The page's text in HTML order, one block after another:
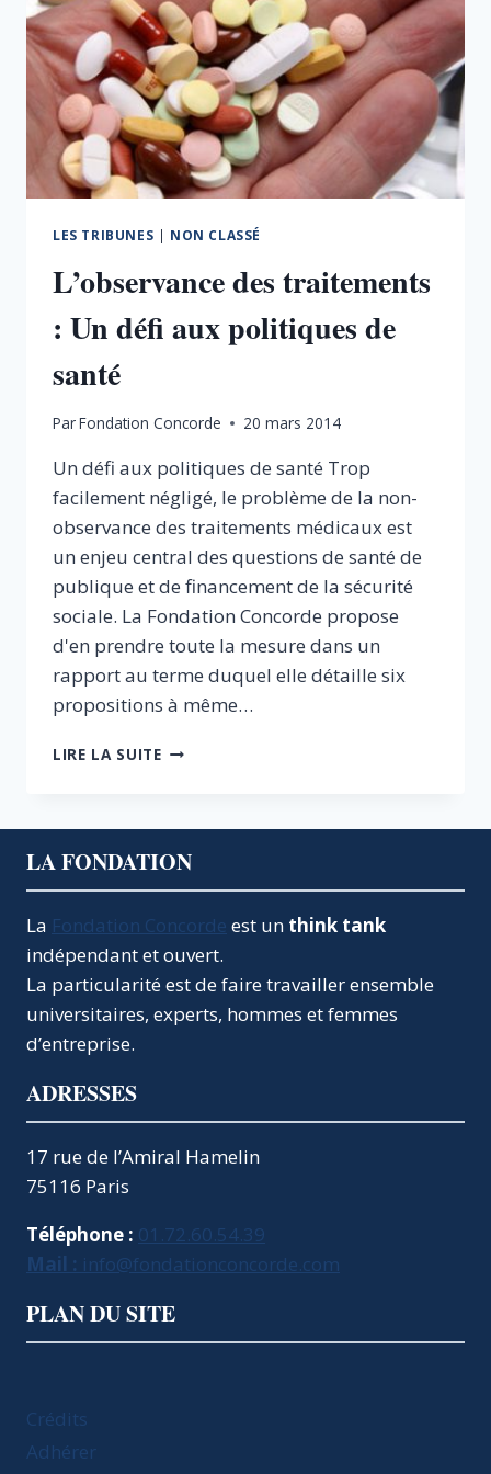
LES TRIBUNES | NON CLASSÉ
L’observance des traitements
: Un défi aux politiques de
santé
ParFondation Concorde 20 mars 2014
Un défi aux politiques de santé Trop
facilement négligé, le problème de la non-
observance des traitements médicaux est
un enjeu central des questions de santé de
publique et de financement de la sécurité
sociale. La Fondation Concorde propose
d'en prendre toute la mesure dans un
rapport au terme duquel elle détaille six
propositions à même…
LIRE LA SUITEL’OBSERVANCE
DÉFI
AUX
DE
SANTÉ
LA FONDATION
La Fondation Concorde est un think tank
indépendant et ouvert.
La particularité est de faire travailler ensemble
universitaires, experts, hommes et femmes
d’entreprise.
ADRESSES
17 rue de l’Amiral Hamelin
75116 Paris
Téléphone : 01.72.60.54.39
Mail : info@fondationconcorde.com
PLAN DU SITE
Crédits
Adhérer